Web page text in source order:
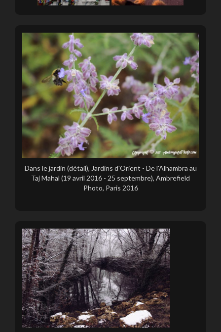
Dans le jardin (détail), Jardins d'Orient - De l'Alhambra au
Taj Mahal (19 avril 2016 - 25 septembre), Ambrefield
Photo, Paris 2016